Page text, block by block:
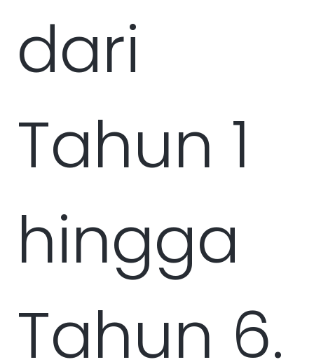
dari
Tahun 1
hingga
Tahun 6.